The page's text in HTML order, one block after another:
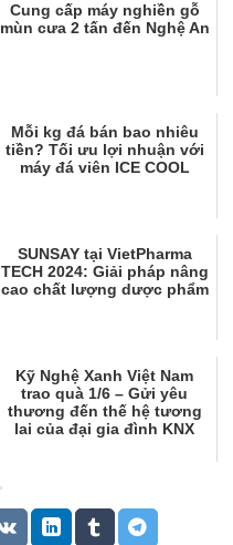
Cung cấp máy nghiền gỗ
mùn cưa 2 tấn đến Nghệ An
Mỗi kg đá bán bao nhiêu
tiền? Tối ưu lợi nhuận với
máy đá viên ICE COOL
SUNSAY tại VietPharma
TECH 2024: Giải pháp nâng
cao chất lượng dược phẩm
Kỹ Nghệ Xanh Việt Nam
trao quà 1/6 – Gửi yêu
thương đến thế hệ tương
lai của đại gia đình KNX